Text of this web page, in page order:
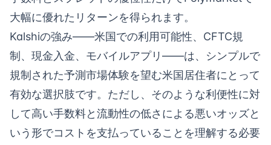
大幅に優れたリターンを得られます。
Kalshiの強み——米国での利用可能性、CFTC規
制、現金入金、モバイルアプリ——は、シンプルで
規制された予測市場体験を望む米国居住者にとって
有効な選択肢です。ただし、そのような利便性に対
して高い手数料と流動性の低さによる悪いオッズと
いう形でコストを支払っていることを理解する必要